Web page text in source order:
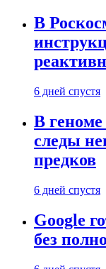
В
6 дней спустя
В
следы
предков
6 дней спустя
Google
без